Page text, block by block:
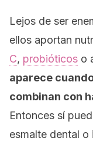
Lejos de ser
ellos aportan
C, probióticos o
aparece
combinan con
Entonces sí
esmalte dental o